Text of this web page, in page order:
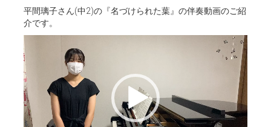
平間璃子さん(中2)の『名づけられた葉』の伴奏動画のご紹
介です。
画
プ
レ
ー
ヤ
ー